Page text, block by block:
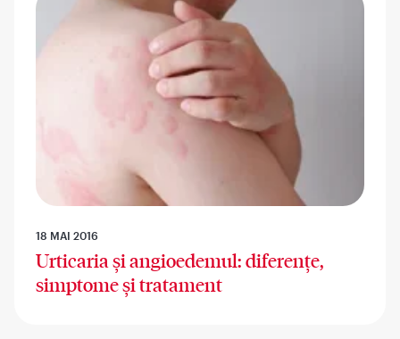
18 MAI 2016
Urticaria și angioedemul: diferențe,
simptome și tratament